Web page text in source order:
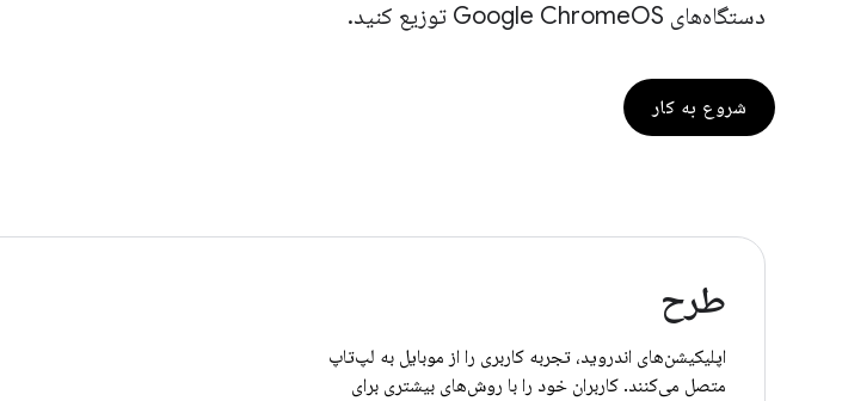
دستگاه‌های Google ChromeOS توزیع کنید.
شروع به کار
طرح
اپلیکیشن‌های اندروید، تجربه کاربری را از موبایل به لپ‌تاپ
متصل می‌کنند. کاربران خود را با روش‌های بیشتری برای